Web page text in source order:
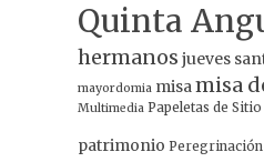
Quinta
hermanos jueves
mayordomia misamisa
Multimedia Papeletas de Sitio
patrimonio Peregrinación